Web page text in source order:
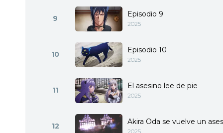
9 Episodio 9
2025
10 Episodio 10
2025
11 El asesino lee de pie
2025
12 Akira Oda se vuelve un
2025